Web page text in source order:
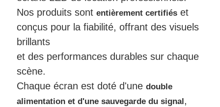
Nos produits sontentièrement certifiés et
conçus pour la fiabilité, offrant des visuels
brillants
et des performances durables sur chaque
scène.
Chaque écran est doté d'unedouble
alimentation et d'une sauvegarde du signal ,